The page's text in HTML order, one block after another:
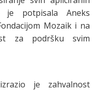
je potpisala Aneks
Mozaik i na
za podršku svim
je zahvalnost